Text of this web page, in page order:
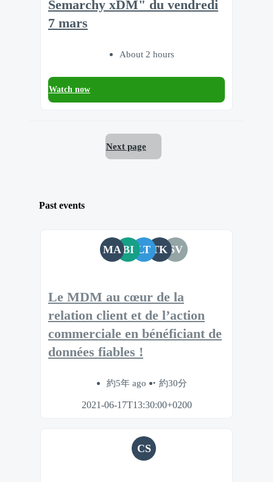
Semarchy xDM" du vendredi
7 mars
About 2 hours
Watch now
Next page
Past events
MA BI LT TK SV
Le MDM au cœur de la
relation client et de l’action
commerciale en bénéficiant de
données fiables !
約5年 ago 約30分
2021-06-17T13:30:00+0200
CS